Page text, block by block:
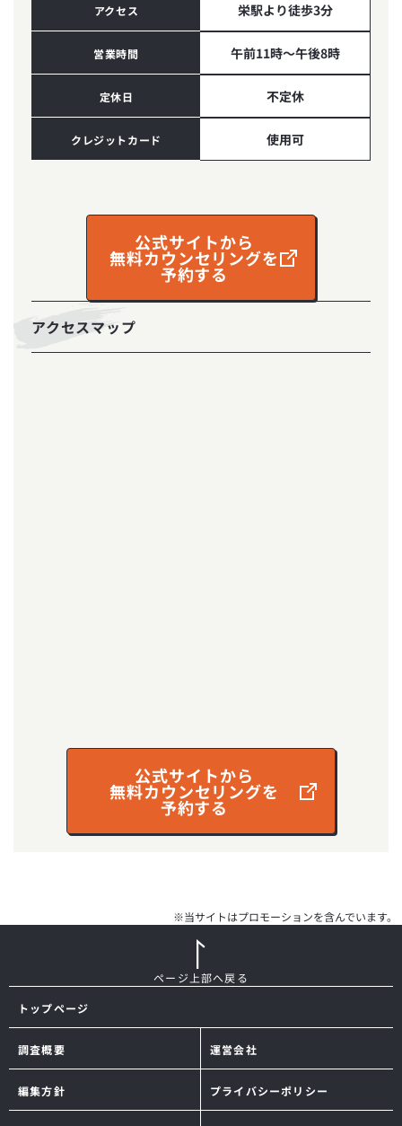
アクセス 栄駅より徒歩3分
営業時間 午前11時～午後8時
定休日 不定休
クレジットカード 使用可
公式サイトから
無料カウンセリングを
予約する
アクセスマップ
公式サイトから
無料カウンセリングを
予約する
※当サイトはプロモーションを含んでいます。
ページ上部へ戻る
トップページ
調査概要 運営会社
編集方針 プライバシーポリシー